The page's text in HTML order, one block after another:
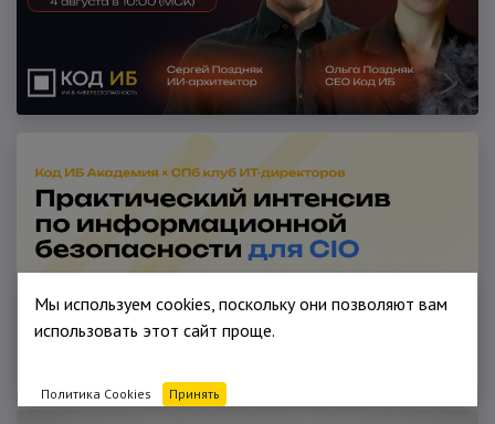
Мы используем cookies, поскольку они позволяют вам
использовать этот сайт проще.
Политика Cookies Принять